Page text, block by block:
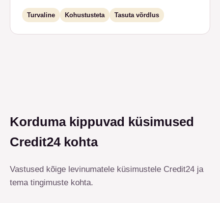
Turvaline Kohustusteta Tasuta võrdlus
Korduma kippuvad küsimused
Credit24 kohta
Vastused kõige levinumatele küsimustele Credit24 ja
tema tingimuste kohta.